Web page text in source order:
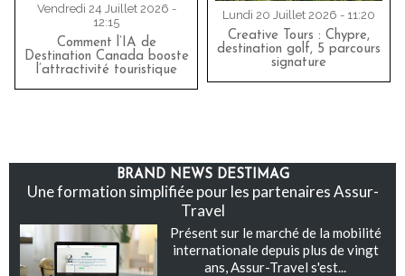
Vendredi 24 Juillet 2026 -
12:15
Comment l’IA de
Destination Canada booste
l’attractivité touristique
Lundi 20 Juillet 2026 - 11:20
Creative Tours : Chypre,
destination golf, 5 parcours
signature
BRAND NEWS DESTIMAG
Une formation simplifiée pour les partenaires Assur-
Travel
Présent sur le marché de la mobilité
internationale depuis plus de vingt
ans, Assur-Travel s'est...